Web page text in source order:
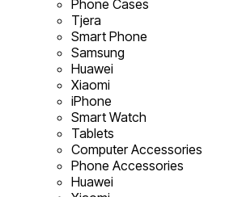
Phone Cases
Tjera
Smart Phone
Samsung
Huawei
Xiaomi
iPhone
Smart Watch
Tablets
Computer Accessories
Phone Accessories
Huawei